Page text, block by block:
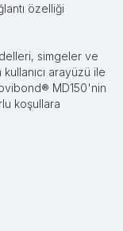
özelliği
simgeler ve
arayüzü ile
MD150'nin
koşullara